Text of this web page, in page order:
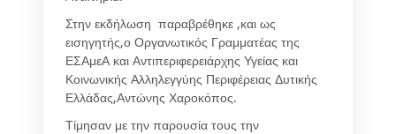
Στην εκδήλωση παραβρέθηκε ,και ως
εισηγητής,ο Οργανωτικός Γραμματέας της
ΕΣΑμεΑ και Αντιπεριφερειάρχης Υγείας και
Κοινωνικής Αλληλεγγύης Περιφέρειας Δυτικής
Ελλάδας,Αντώνης Χαροκόπος.
Τίμησαν με την παρουσία τους την